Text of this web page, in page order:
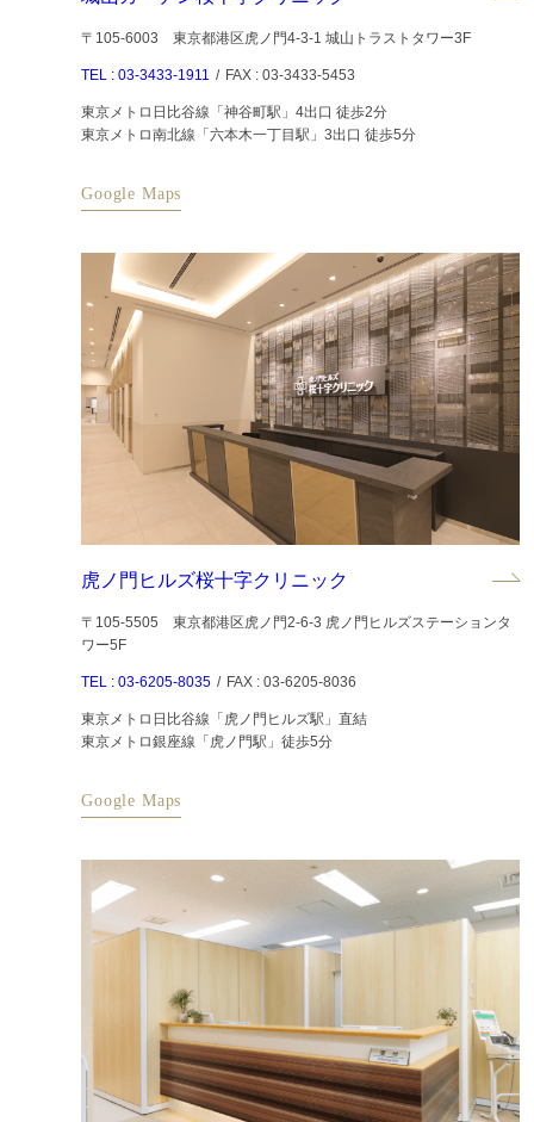
〒105-6003 東京都港区虎ノ門4-3-1 城山トラストタワー3F
TEL : 03-3433-1911 / FAX : 03-3433-5453
東京メトロ日比谷線「神谷町駅」4出口 徒歩2分
東京メトロ南北線「六本木一丁目駅」3出口 徒歩5分
Google Maps
虎ノ門ヒルズ桜十字クリニック
〒105-5505 東京都港区虎ノ門2-6-3 虎ノ門ヒルズステーションタ
ワー5F
TEL : 03-6205-8035 / FAX : 03-6205-8036
東京メトロ日比谷線「虎ノ門ヒルズ駅」直結
東京メトロ銀座線「虎ノ門駅」徒歩5分
Google Maps